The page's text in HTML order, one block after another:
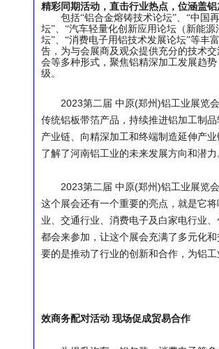
精彩同期活动，直击行业热点，位涵盖铝
包括“铝合金熔铸技术论坛”、“中国
坛”、“汽车轻量化创新应用论坛（新能
坛”、“消费电子用铝技术发展论坛”等丰
告，为与会展商及观众提供充分的技术
会等多种形式，聚焦铝精深加工发展趋
级。
2023第二届 中原(郑州 )铝工业展览
传统铝板带箔产品，持续推进铝加工制
产业链、向精深加工和终端制造延伸产
了解了河南铝工业的未来发展方向和潜力
2023第二届 中原(郑州 )铝工业展览
这个展会还有一个重要的亮点，就是它
业、交通行业、消费电子及白家电行业
都会来参加，让这个展会充满了多元化
要的是推动了行业的创新和合作，为铝
效商务配对活动 现场促成贸易合作